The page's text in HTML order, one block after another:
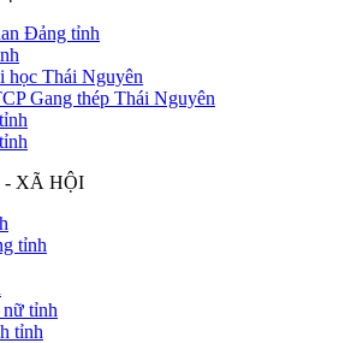
Đảng tỉnh
học Thái Nguyên
Gang thép Thái Nguyên
- XÃ HỘI
tỉnh
tỉnh
tỉnh